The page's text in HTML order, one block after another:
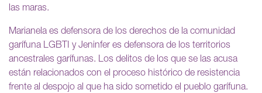
las maras.
Marianela es defensora de los derechos de la comunidad
garífuna LGBTI y Jeninfer es defensora de los territorios
ancestrales garífunas. Los delitos de los que se las acusa
están relacionados con el proceso histórico de resistencia
frente al despojo al que ha sido sometido el pueblo garífuna.